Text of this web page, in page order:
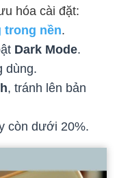
hóa cài đặt:
trong nền.
Dark Mode.
dùng.
, tránh lên bản
còn dưới 20%.